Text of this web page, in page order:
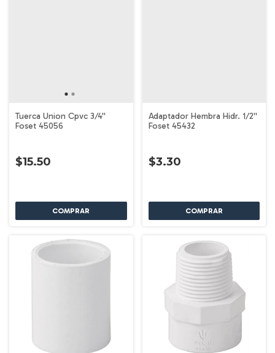
Tuerca Union Cpvc 3/4''
Foset 45056
$15.50
Adaptador Hembra Hidr. 1/2''
Foset 45432
$3.30